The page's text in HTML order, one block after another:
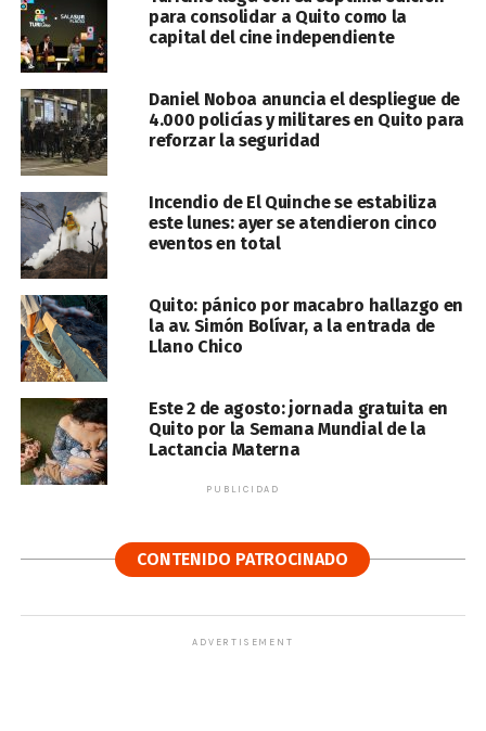
para consolidar a Quito como la
capital del cine independiente
Daniel Noboa anuncia el despliegue de
4.000 policías y militares en Quito para
reforzar la seguridad
Incendio de El Quinche se estabiliza
este lunes: ayer se atendieron cinco
eventos en total
Quito: pánico por macabro hallazgo en
la av. Simón Bolívar, a la entrada de
Llano Chico
Este 2 de agosto: jornada gratuita en
Quito por la Semana Mundial de la
Lactancia Materna
PUBLICIDAD
CONTENIDO PATROCINADO
ADVERTISEMENT